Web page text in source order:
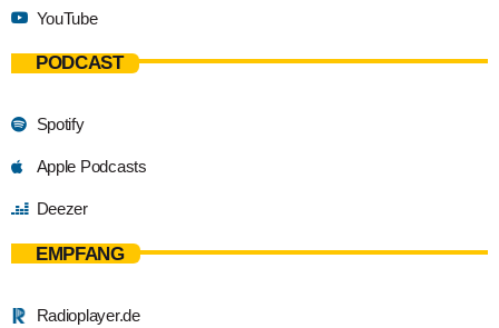
YouTube
PODCAST
Spotify
Apple Podcasts
Deezer
EMPFANG
Radioplayer.de